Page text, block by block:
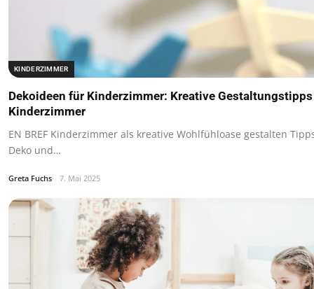
KINDERZIMMER
Dekoideen für Kinderzimmer: Kreative
Kinderzimmer
EN BREF Kinderzimmer als kreative Wohlfühloase gestalten
Deko und…
Greta Fuchs 7. Mai 2025